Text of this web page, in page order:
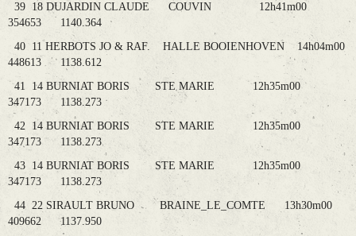
39 18 DUJARDIN CLAUDE COUVIN 12h41m00
354653 1140.364
40 11 HERBOTS JO & RAF. HALLE BOOIENHOVEN 14h04m00
448613 1138.612
41 14 BURNIAT BORIS STE MARIE 12h35m00
347173 1138.273
42 14 BURNIAT BORIS STE MARIE 12h35m00
347173 1138.273
43 14 BURNIAT BORIS STE MARIE 12h35m00
347173 1138.273
44 22 SIRAULT BRUNO BRAINE_LE_COMTE 13h30m00
409662 1137.950